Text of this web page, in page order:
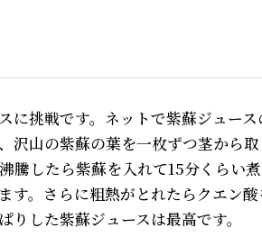
に挑戦です。ネットで紫蘇ジュー
山の紫蘇の葉を一枚ずつ茎から
騰したら紫蘇を入れて15分くらい
す。さらに粗熱がとれたらクエン
した紫蘇ジュースは最高です。